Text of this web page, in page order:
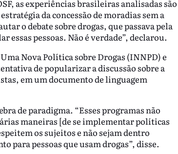
as experiências brasileiras analisadas são
da concessão de moradias sem a
o debate sobre drogas, que passava pela
essas pessoas. Não é verdade”, declarou.
Nova Política sobre Drogas (INNPD) e
de popularizar a discussão sobre a
em um documento de linguagem
de paradigma. “Esses programas não
maneiras [de se implementar políticas
os sujeitos e não sejam dentro
para pessoas que usam drogas”, disse.